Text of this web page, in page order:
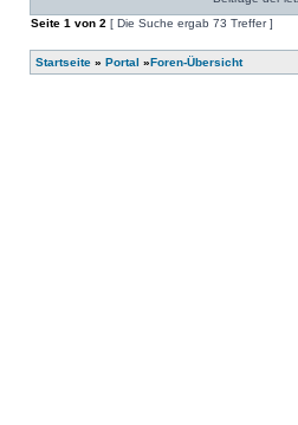
diesem
neuen
ungelesenen
in
diesem
Thema.
Seite 1 von 2 [ Die Suche ergab 73 Treffer ]
Startseite » Portal »Foren-Übersicht